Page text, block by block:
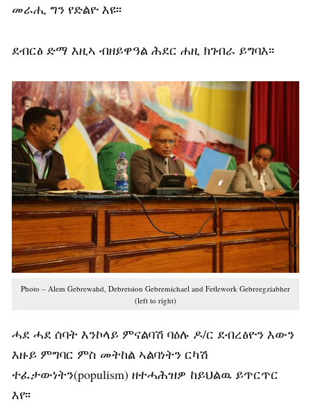
መራሒ ግን የድልዮ እዩ፡፡
ደብርፅ ድማ እዚኣ ብዘይዋዓል ሕደር ሐዚ ክገብራ ይግባእ፡፡
Photo – Alem Gebrewahd, Debretsion Gebremichael and Fetlework Gebreegziabher
(left to right)
ሓደ ሓደ ሰባት እንኮላይ ምናልባሽ ባዕሉ ዶ/ር ደብረፅዮን እውን
እዙይ ምግባር ምስ መትከል ኣልባነትን ርካሽ
ተፈታውነትን(populism) ዘተሓሕዝዎ ከይህልዉ ይጥርጥር
እየ፡፡